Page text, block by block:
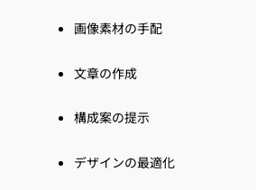
画像素材の手配
文章の作成
構成案の提示
デザインの最適化